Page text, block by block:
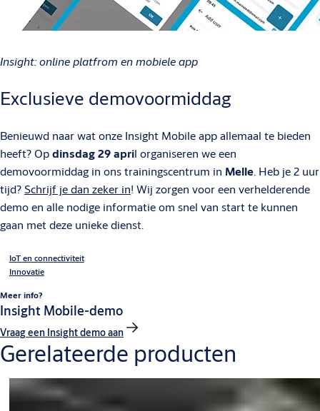
Insight: online platfrom en mobiele app
Exclusieve demovoormiddag
Benieuwd naar wat onze Insight Mobile app allemaal te bieden
heeft? Opdinsdag 29 april organiseren we een
demovoormiddag in ons trainingscentrum in Melle. Heb je 2 uur
tijd?Schrijf je dan zeker in! Wij zorgen voor een verhelderende
demo en alle nodige informatie om snel van start te kunnen
gaan met deze unieke dienst.
IoT en connectiviteit
Innovatie
Meer info?
Insight Mobile-demo
Vraag een Insight demo aan
Gerelateerde producten